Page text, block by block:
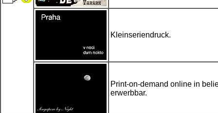
Kleinseriendruck.
Print-on-demand online in
erwerbbar.